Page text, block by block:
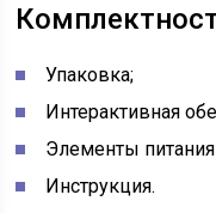
Упаковка;
Интерактивная
Элементы
Инструкция.